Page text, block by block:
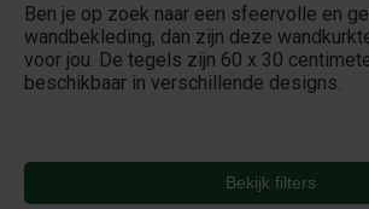
Ben je op zoek naar een sfeervolle en
wandbekleding, dan zijn deze
voor jou. De tegels zijn 60 x 30
beschikbaar in verschillende designs.
Bekijk filters